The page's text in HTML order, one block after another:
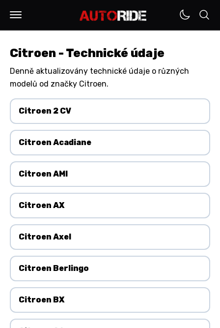
Citroen - Technické údaje
Denně aktualizovány technické údaje o různých
modelů od značky Citroen.
Citroen 2 CV
Citroen Acadiane
Citroen AMI
Citroen AX
Citroen Axel
Citroen Berlingo
Citroen BX